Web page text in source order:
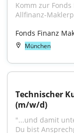
Komm zur
Allfinanz-
Fonds Finanz
München
Technischer
(m/w/d)
"...und damit